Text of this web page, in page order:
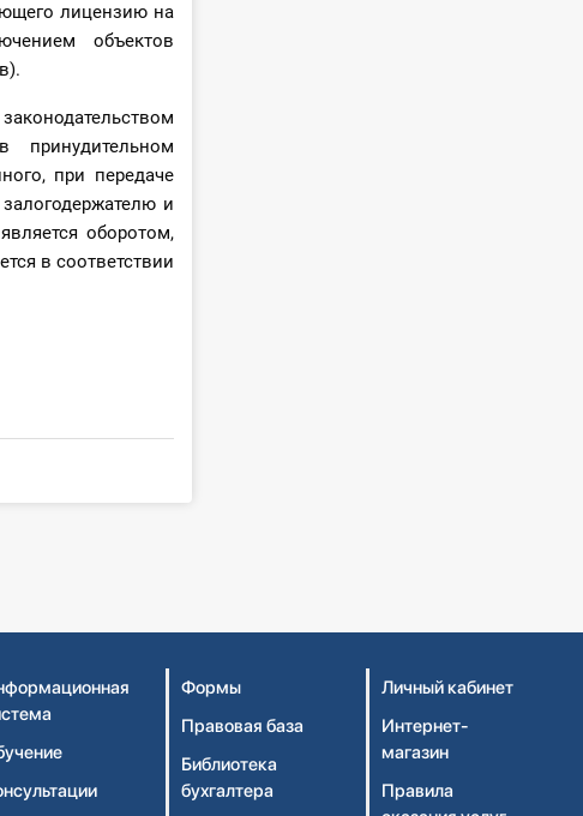
лицензию на
объектов
принудительном
при передаче
и
оборотом,
в соответствии
Формы
Правовая база
Библиотека
бухгалтера
Личный кабинет
Интернет-
магазин
Правила